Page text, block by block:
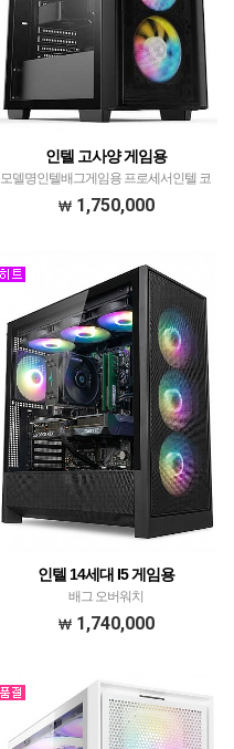
인텔 고사양 게임용
모델명인텔배그게임용 프로세서인텔 코
어14세대 i5-14400F​withDEEPCOOL
드기가바이트 B760M…
1,750,000
인텔 14세대 I5 게임용
배그 오버워치
1,740,000